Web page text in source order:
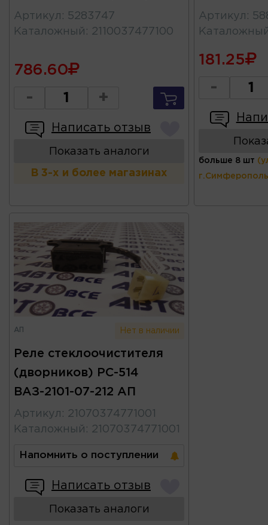
Артикул : 5283747
Каталожный : 2110037477100
786.60
- +
Написать отзыв
Показать аналоги
В 3-х и более магазинах
Артикул :
181.25
-
больше 8 шт
АП Нет в наличии
Реле стеклоочистителя
(дворников) РС-514
ВАЗ-2101-07-212 АП
Артикул : 21070374771001
Каталожный : 21070374771001
Напомнить о поступлении
Написать отзыв
Показать аналоги